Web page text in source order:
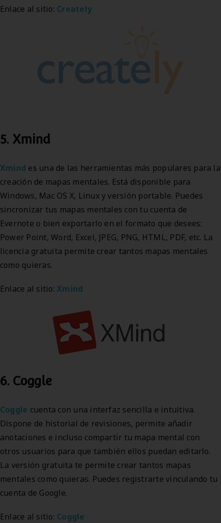
Enlace al sitio: Creately
5. Xmind
Xmind es una de las herramientas más populares para la
creación de mapas mentales. Está disponible para
Windows, Mac OS X, Linux y versión portable. Puedes
sincronizar tus mapas mentales con tu cuenta de
Evernote o bien exportarlo en el formato que desees:
Power Point, Word, Excel, JPEG, PNG, HTML, PDF, etc. La
licencia gratuita permite crear tantos mapas mentales
como quieras.
Enlace al sitio:Xmind
6. Coggle
Coggle cuenta con una interfaz sencilla e intuitiva.
Dispone de historial de revisiones, permite añadir
anotaciones e incluso compartir tu mapa mental con
otros usuarios para que también ellos puedan editarlo.
La versión gratuita te permite crear tantos mapas
mentales como quieras. Puedes registrarte vinculando tu
cuenta de Google.
Enlace al sitio: Coggle